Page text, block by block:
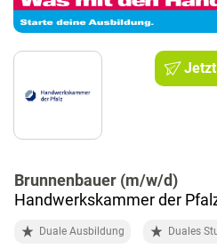
Brunnenbauer (m/w/d)
Handwerkskammer der
Duale Ausbildung Duales